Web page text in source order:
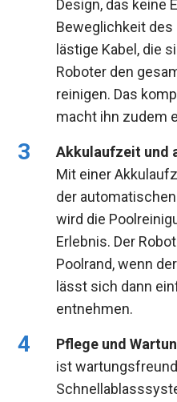
Design, das keine
Beweglichkeit des
lästige Kabel, die
Roboter den
reinigen. Das
macht ihn zudem
Akkulaufzeit und
Mit einer
der
wird die
Erlebnis. Der
Poolrand, wenn
lässt sich dann
entnehmen.
Pflege und
ist